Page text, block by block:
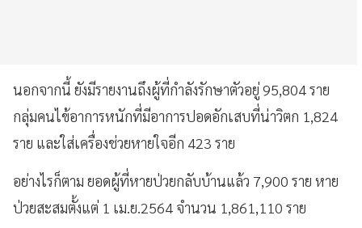
นอกจากนี้ ยังมีรายงานถึงผู้ที่กำลังรักษาตัวอยู่ 95,804 ราย
กลุ่มคนไข้อาการหนักที่มีอาการปอดอักเสบที่น่าวิตก 1,824
ราย และใส่เครื่องช่วยหายใจอีก 423 ราย
อย่างไรก็ตาม ยอดผู้ที่หายป่วยกลับบ้านแล้ว 7,900 ราย หาย
ป่วยสะสมตั้งแต่ 1 เม.ย.2564 จำนวน 1,861,110 ราย